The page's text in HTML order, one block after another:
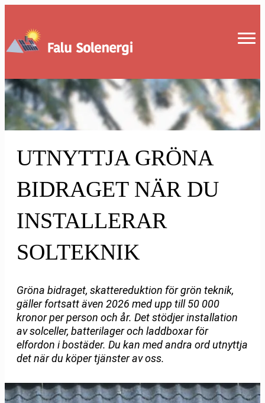
UTNYTTJA GRÖNA
BIDRAGET NÄR DU
INSTALLERAR
SOLTEKNIK
Gröna bidraget, skattereduktion för grön teknik,
gäller fortsatt även 2026 med upp till 50 000
kronor per person och år. Det stödjer installation
av solceller, batterilager och laddboxar för
elfordon i bostäder. Du kan med andra ord utnyttja
det när du köper tjänster av oss.